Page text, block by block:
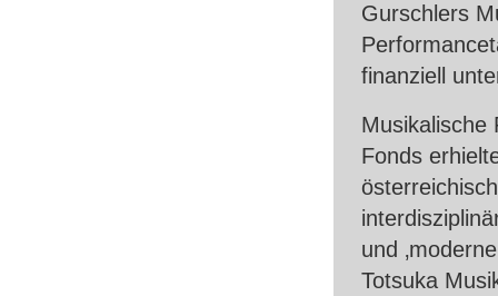
Gurschlers
finanziell
Musikalische
Fonds
und
Totsuka